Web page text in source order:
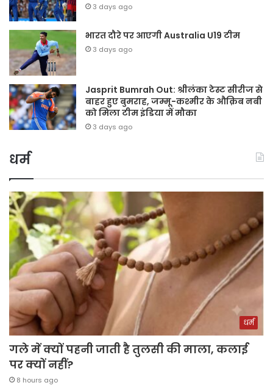
3 days ago
भारत दौरे पर आएगी Australia U19 टीम
3 days ago
Jasprit Bumrah Out: श्रीलंका टेस्ट सीरीज से
बाहर हुए बुमराह, जम्मू-कश्मीर के औक़िब नबी
को मिला टीम इंडिया में मौका
3 days ago
धर्म
धर्म
गले में क्यों पहनी जाती है तुलसी की माला, कलाई
पर क्यों नहीं?
8 hours ago